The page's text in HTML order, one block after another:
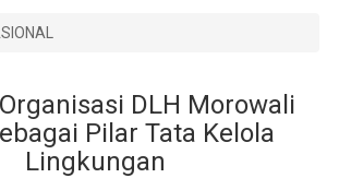
DLH Morowali
Pilar Tata Kelola
Lingkungan